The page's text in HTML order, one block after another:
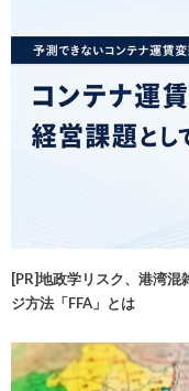
[PR]地政学リスク、港湾
ジ方法「FFA」とは